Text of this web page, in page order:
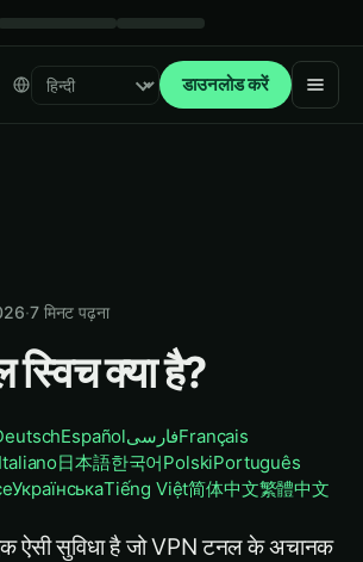
Select language डाउनलोड करें
·7 मिनट पढ़ना
क्या है?
EspañolفارسیFrançais
日本語한국어PolskiPortuguês
УкраїнськаTiếng Việt简体中文繁體中文
ऐसी सुविधा है जो VPN टनल के अचानक